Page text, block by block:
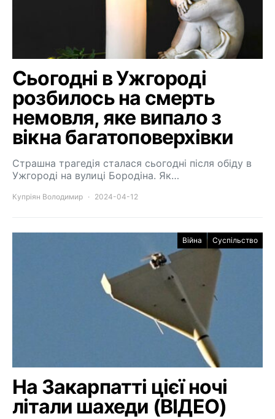
Сьогодні в Ужгороді
розбилось на смерть
немовля, яке випало з
вікна багатоповерхівки
Страшна трагедія сталася сьогодні після обіду в
Ужгороді на вулиці Бородіна. Як…
Купріян Володимир 2024-04-12
Війна Суспільство
На Закарпатті цієї ночі
літали шахеди (ВІДЕО)